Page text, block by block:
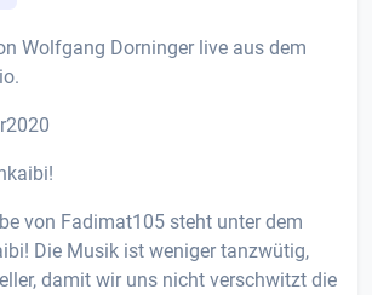
Wolfgang Dorninger live aus dem
von Fadimat105 steht unter dem
Die Musik ist weniger tanzwütig,
damit wir uns nicht verschwitzt die